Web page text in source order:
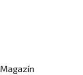
Magazín